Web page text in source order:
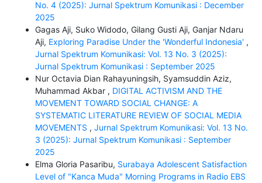
No. 4 (2025): Jurnal Spektrum Komunikasi : December
2025
Gagas Aji, Suko Widodo, Gilang Gusti Aji, Ganjar Ndaru
Aji, Exploring Paradise Under the 'Wonderful Indonesia' ,
Jurnal Spektrum Komunikasi: Vol. 13 No. 3 (2025):
Jurnal Spektrum Komunikasi : September 2025
Nur Octavia Dian Rahayuningsih, Syamsuddin Aziz,
Muhammad Akbar , DIGITAL ACTIVISM AND THE
MOVEMENT TOWARD SOCIAL CHANGE: A
SYSTEMATIC LITERATURE REVIEW OF SOCIAL MEDIA
MOVEMENTS , Jurnal Spektrum Komunikasi: Vol. 13 No.
3 (2025): Jurnal Spektrum Komunikasi : September
2025
Elma Gloria Pasaribu, Surabaya Adolescent Satisfaction
Level of "Kanca Muda" Morning Programs in Radio EBS